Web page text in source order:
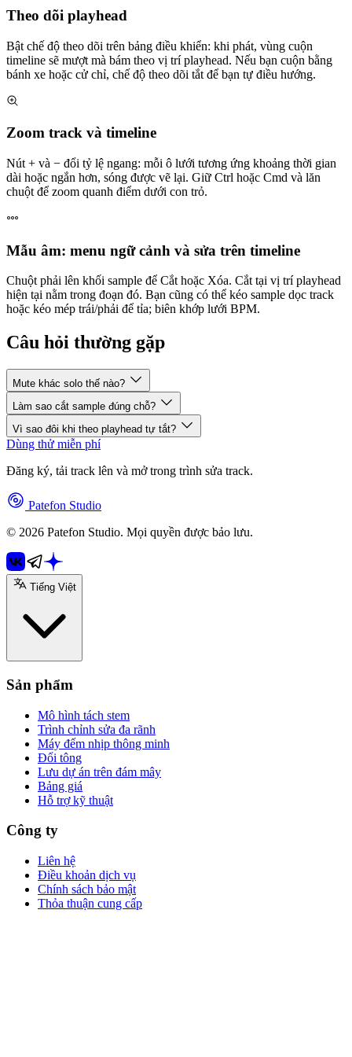
Theo dõi playhead
Bật chế độ theo dõi trên bảng điều khiển: khi phát, vùng cuộn
timeline sẽ mượt mà bám theo vị trí playhead. Nếu bạn cuộn bằng
bánh xe hoặc cử chỉ, chế độ theo dõi tắt để bạn tự điều hướng.
Zoom track và timeline
Nút + và − đổi tỷ lệ ngang: mỗi ô lưới tương ứng khoảng thời gian
dài hoặc ngắn hơn, sóng được vẽ lại. Giữ Ctrl hoặc Cmd và lăn
chuột để zoom quanh điểm dưới con trỏ.
Mẫu âm: menu ngữ cảnh và sửa trên timeline
Chuột phải lên khối sample để Cắt hoặc Xóa. Cắt tại vị trí playhead
hiện tại nằm trong đoạn đó. Bạn cũng có thể kéo sample dọc track
hoặc kéo mép trái/phải để tỉa; biên khớp lưới BPM.
Câu hỏi thường gặp
Mute khác solo thế nào?
Làm sao cắt sample đúng chỗ?
Vì sao đôi khi theo playhead tự tắt?
Dùng thử miễn phí
Đăng ký, tải track lên và mở trong trình sửa track.
Patefon Studio
© 2026 Patefon Studio. Mọi quyền được bảo lưu.
Tiếng Việt
Sản phẩm
Mô hình tách stem
Trình chỉnh sửa đa rãnh
Máy đếm nhịp thông minh
Đổi tông
Lưu dự án trên đám mây
Bảng giá
Hỗ trợ kỹ thuật
Công ty
Liên hệ
Điều khoản dịch vụ
Chính sách bảo mật
Thỏa thuận cung cấp